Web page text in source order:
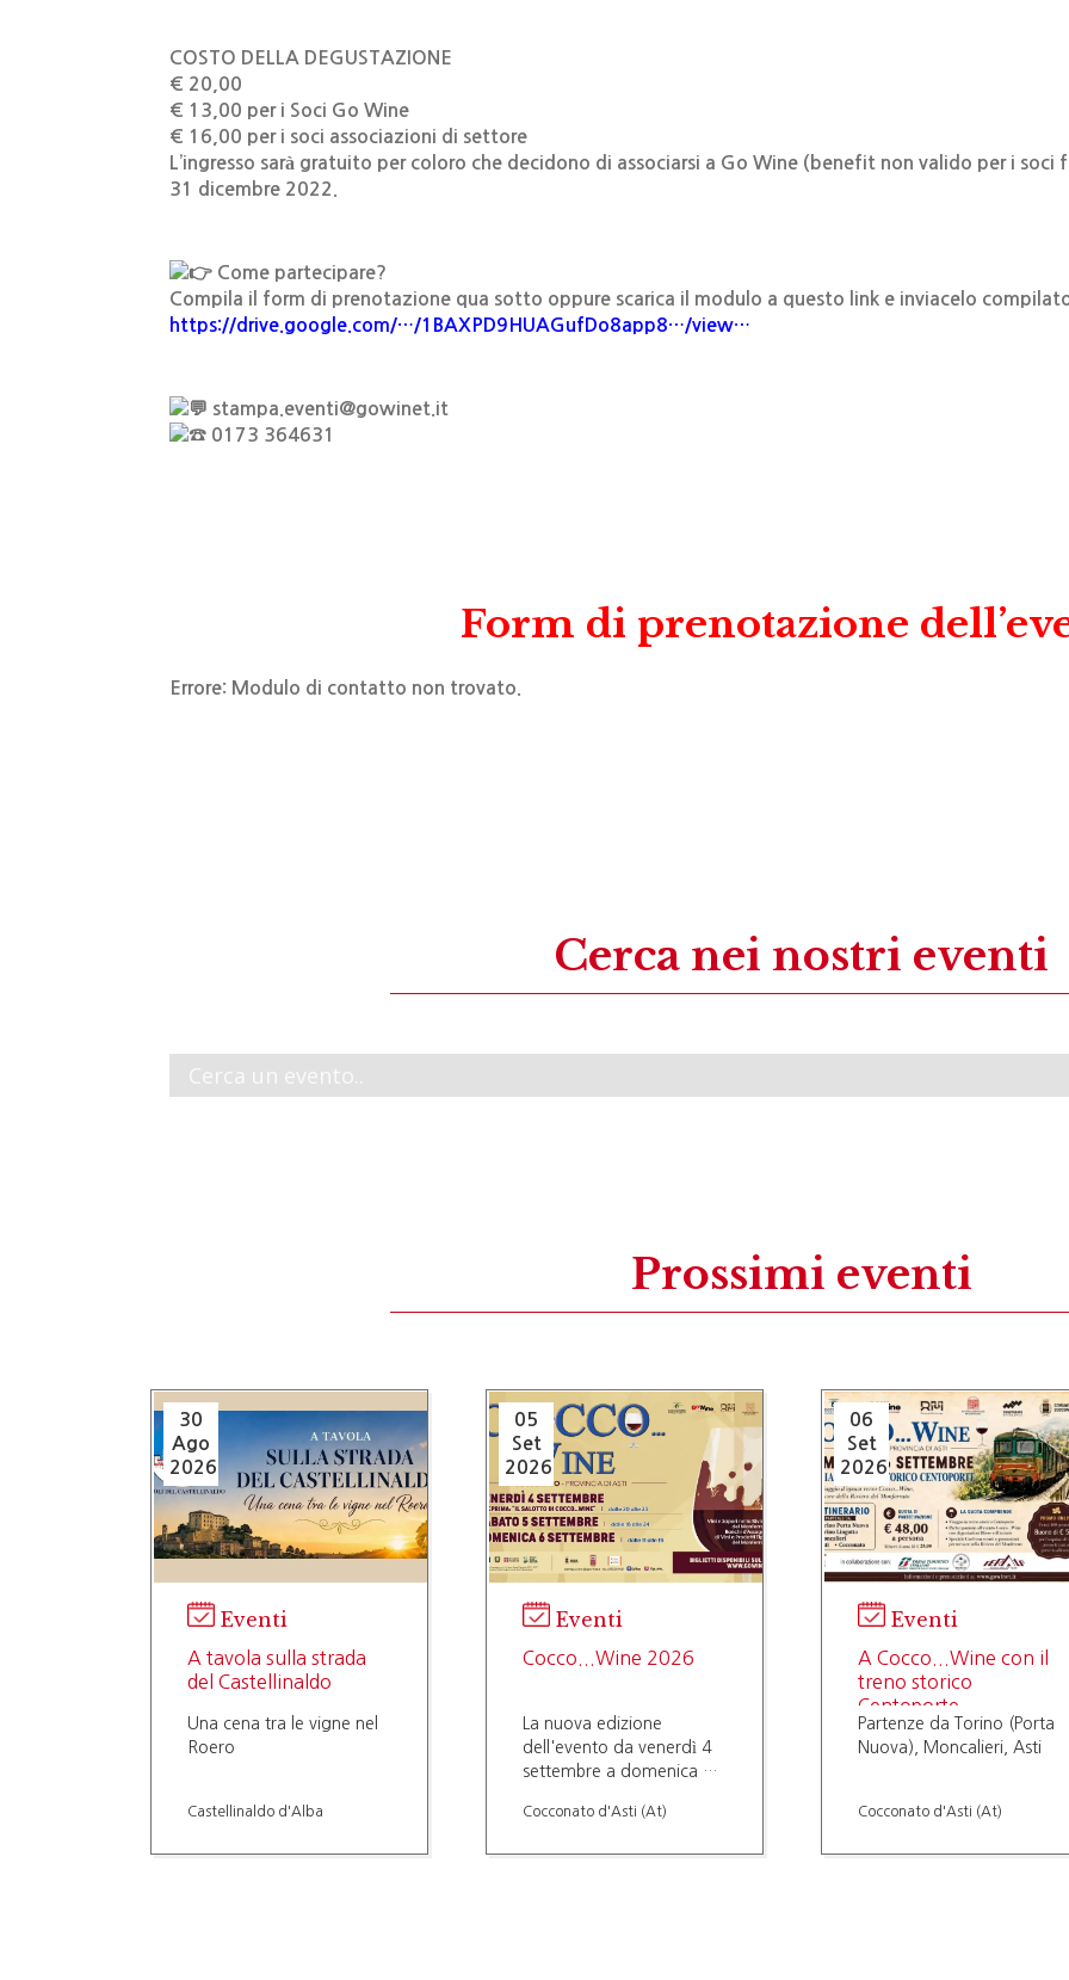
COSTO DELLA DEGUSTAZIONE
€ 20,00
€ 13,00 per i Soci Go Wine
€ 16,00 per i soci associazioni di settore
L’ingresso sarà gratuito per coloro che decidono di associarsi a Go Wine (benefit non valido per i
31 dicembre 2022.
Come partecipare?
Compila il form di prenotazione qua sotto oppure scarica il modulo a questo link e inviacelo
https://drive.google.com/…/1BAXPD9HUAGufDo8app8…/view…
stampa.eventi@gowinet.it
0173 364631
Form di prenotazione
Errore: Modulo di contatto non trovato.
Cerca nei nostri eventi
Prossimi eventi
30
Ago
2026
Eventi
A tavola sulla strada
del Castellinaldo
Una cena tra le vigne nel
Roero
Castellinaldo d'Alba
05
Set
2026
Eventi
Cocco...Wine 2026
La nuova edizione
dell'evento da venerdì 4
settembre a domenica 6
Cocconato d'Asti (At)
06
Set
2026
Eventi
A Cocco...Wine con il
treno storico
Centoporte
Partenze da Torino (Porta
Nuova), Moncalieri, Asti
Cocconato d'Asti (At)